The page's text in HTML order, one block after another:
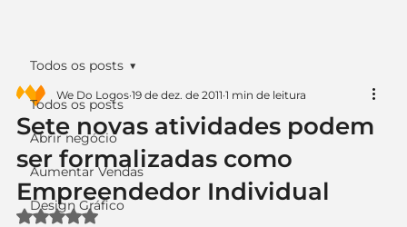
Todos os posts
Abrir negócio
Aumentar Vendas
Design Gráfico
Todos os posts
Sete novas atividades podem
ser formalizadas como
Empreendedor Individual
We Do Logos 19 de dez. de 2011 1 min de leitura
Avaliado com NaN de 5 estrelas.